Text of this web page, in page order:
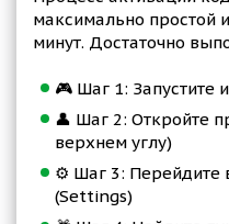
максимально простой
минут. Достаточно
🎮 Шаг 1: Запустите
👤 Шаг 2: Откройте
верхнем углу)
⚙️ Шаг 3: Перейдите
(Settings)